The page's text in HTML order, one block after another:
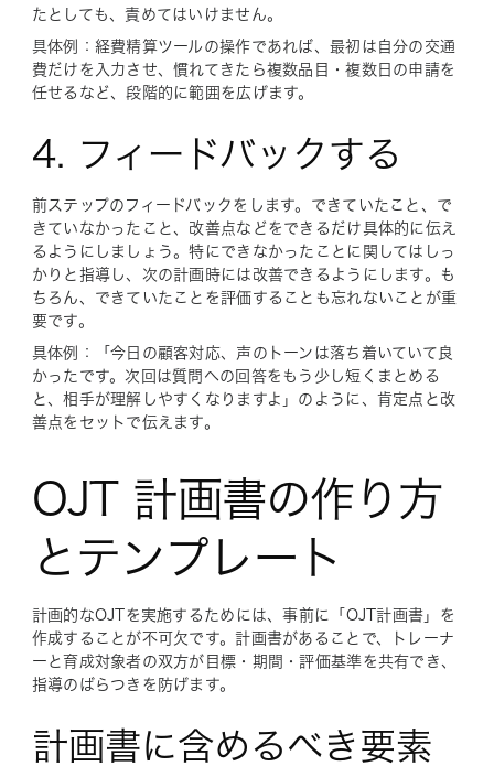
たとしても、責めてはいけません。
具体例：経費精算ツールの操作であれば、最初は自分の交通
費だけを入力させ、慣れてきたら複数品目・複数日の申請を
任せるなど、段階的に範囲を広げます。
4. フィードバックする
前ステップのフィードバックをします。できていたこと、で
きていなかったこと、改善点などをできるだけ具体的に伝え
るようにしましょう。特にできなかったことに関してはしっ
かりと指導し、次の計画時には改善できるようにします。も
ちろん、できていたことを評価することも忘れないことが重
要です。
具体例：「今日の顧客対応、声のトーンは落ち着いていて良
かったです。次回は質問への回答をもう少し短くまとめる
と、相手が理解しやすくなりますよ」のように、肯定点と改
善点をセットで伝えます。
OJT 計画書の作り方
とテンプレート
計画的なOJTを実施するためには、事前に「OJT計画書」を
作成することが不可欠です。計画書があることで、トレーナ
ーと育成対象者の双方が目標・期間・評価基準を共有でき、
指導のばらつきを防げます。
計画書に含めるべき要素